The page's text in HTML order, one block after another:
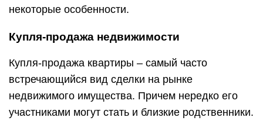
некоторые особенности.
Купля-продажа недвижимости
Купля-продажа квартиры – самый часто
встречающийся вид сделки на рынке
недвижимого имущества. Причем нередко его
участниками могут стать и близкие родственники.